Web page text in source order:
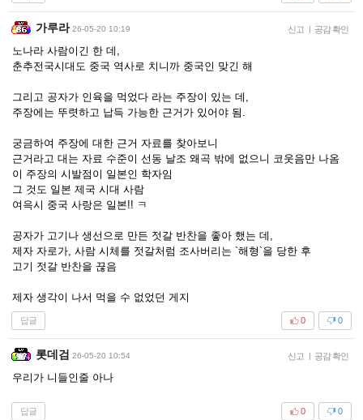
가루라 26-05-20 10:19 신고 | 공감 확인
노나라 사람이긴 한 데,
춘추전국시대도 중국 역사로 치니까 중국인 맞긴 해
그리고 공자가 인육을 먹었다 라는 주장이 있는 데,
주장에는 뚜렷하고 납득 가능한 근거가 있어야 됨.
궁금하여 주장에 대한 근거 자료를 찾아보니
근거라고 대는 자료 수준이 선동 날조 왜곡 밖에 없으니 코웃음만 나옴
이 주장의 시발점이 일본인 학자임
그 것도 일본 제국 시대 사람
여윽시 중국 사랑은 일본!! ㅋ
공자가 고기나 생선으로 만든 젓갈 반찬을 좋아 했는 데,
제자 자로가, 사람 시체를 젓갈처럼 조사버리는 `해형`을 당한 후
고기 젓갈 반찬을 끊음
제자 생각이 나서 먹을 수 없었던 게지
답글 0
0
롯데검 26-05-20 10:54 신고 | 공감 확인
우리가 니들인줄 아나
답글 0
0